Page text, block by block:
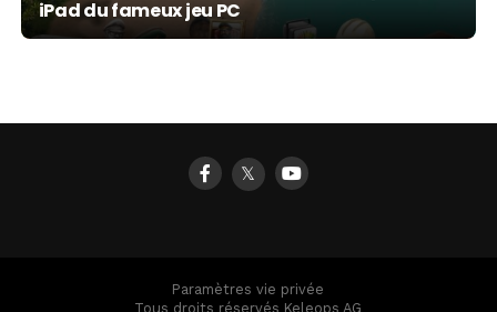
iPad du fameux jeu PC
maintenant disponible sur iPad, avant une
version iPhone (vidéos)
𝕏
Paramètres vie privée
Tous droits réservés Keleops AG